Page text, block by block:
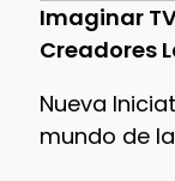
Imaginar
Creadores
Nueva
mundo de